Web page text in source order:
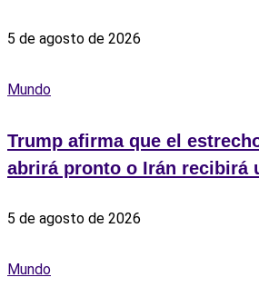
5 de agosto de 2026
Mundo
Trump afirma que el
abrirá pronto o Irán recibirá
5 de agosto de 2026
Mundo